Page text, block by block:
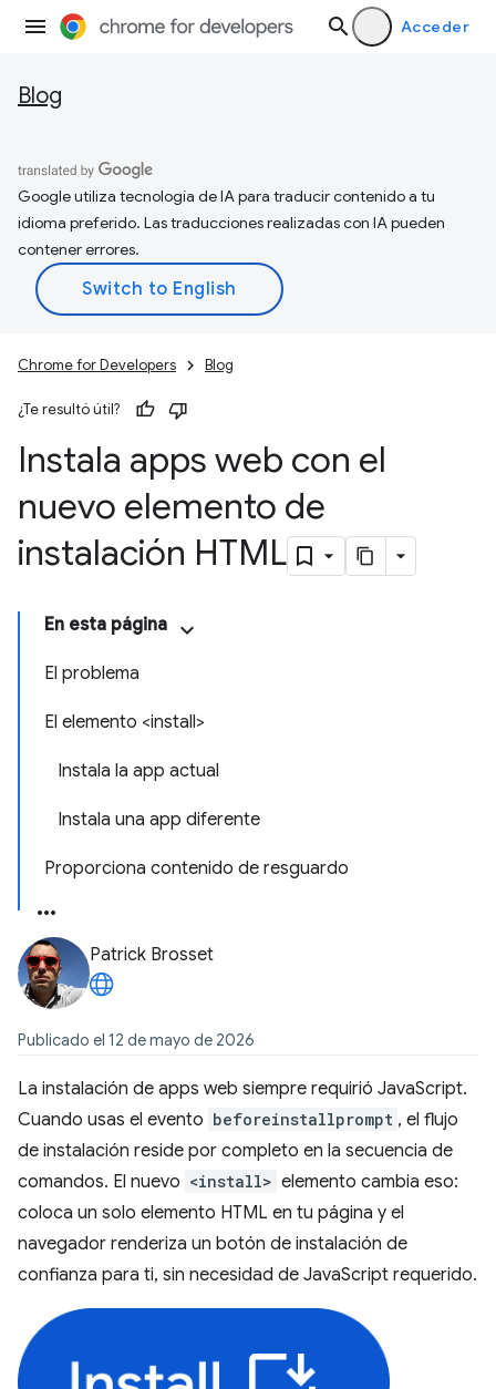
Acceder
Blog
Google utiliza tecnología de IA para traducir contenido a tu
idioma preferido. Las traducciones realizadas con IA pueden
contener errores.
Chrome for Developers Blog
¿Te resultó útil?
Instala apps web con el
nuevo elemento de
instalación HTML
En esta página
El problema
El elemento <install>
Instala la app actual
Instala una app diferente
Proporciona contenido de resguardo
Patrick Brosset
Publicado el 12 de mayo de 2026
La instalación de apps web siempre requirió JavaScript.
Cuando usas el evento beforeinstallprompt , el flujo
de instalación reside por completo en la secuencia de
comandos. El nuevo <install> elemento cambia eso:
coloca un solo elemento HTML en tu página y el
navegador renderiza un botón de instalación de
confianza para ti, sin necesidad de JavaScript requerido.